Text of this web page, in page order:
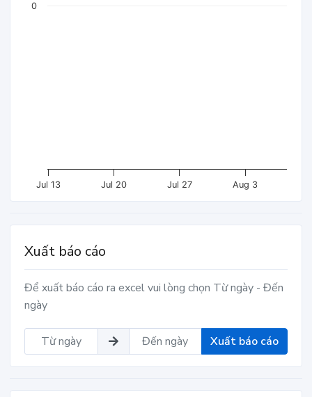
Jul 13 Jul 20 Jul 27 Aug 3
0
Xuất báo cáo
Để xuất báo cáo ra excel vui lòng chọn Từ ngày - Đến
ngày
Xuất báo cáo